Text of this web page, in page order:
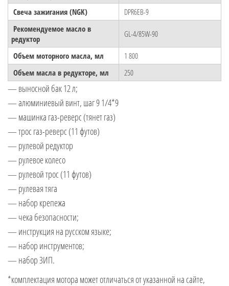
Свеча зажигания (NGK)
DPR6EB-9
Рекомендуемое масло в
редуктор
GL-4/85W-90
Объем моторного масла, мл
1 800
Объем масла в редукторе, мл
250
— выносной бак 12 л;
— алюминиевый винт, шаг 9 1/4*9
— машинка газ-реверс (тянет газ)
— трос газ-реверс (11 футов)
— рулевой редуктор
— рулевое колесо
— рулевой трос (11 футов)
— рулевая тяга
— набор крепежа
— чека безопасности;
— инструкция на русском языке;
— набор инструментов;
— набор ЗИП.
*комплектация мотора может отличаться от указанной на сайте,